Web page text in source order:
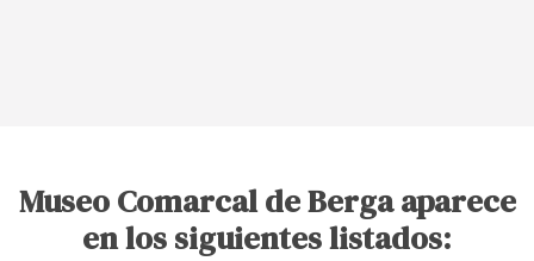
Museo Comarcal de Berga aparece
en los siguientes listados: